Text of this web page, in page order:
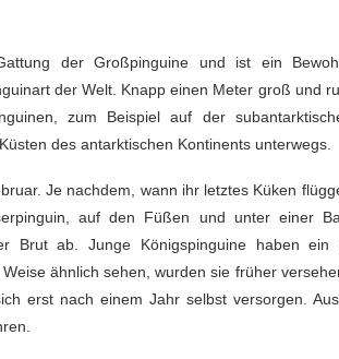
der Großpinguine und ist ein
der Welt. Knapp einen Meter groß und
zum Beispiel auf der
des antarktischen Kontinents unterwegs.
Je nachdem, wann ihr letztes Küken
auf den Füßen und unter einer
Brut ab. Junge Königspinguine haben ein
ähnlich sehen, wurden sie früher
erst nach einem Jahr selbst versorgen.